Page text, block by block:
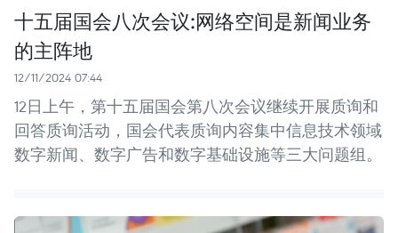
十五届国会八次会议:网络空间是新闻业务
的主阵地
12/11/2024 07:44
12日上午，第十五届国会第八次会议继续开展质询和
回答质询活动，国会代表质询内容集中信息技术领域
数字新闻、数字广告和数字基础设施等三大问题组。